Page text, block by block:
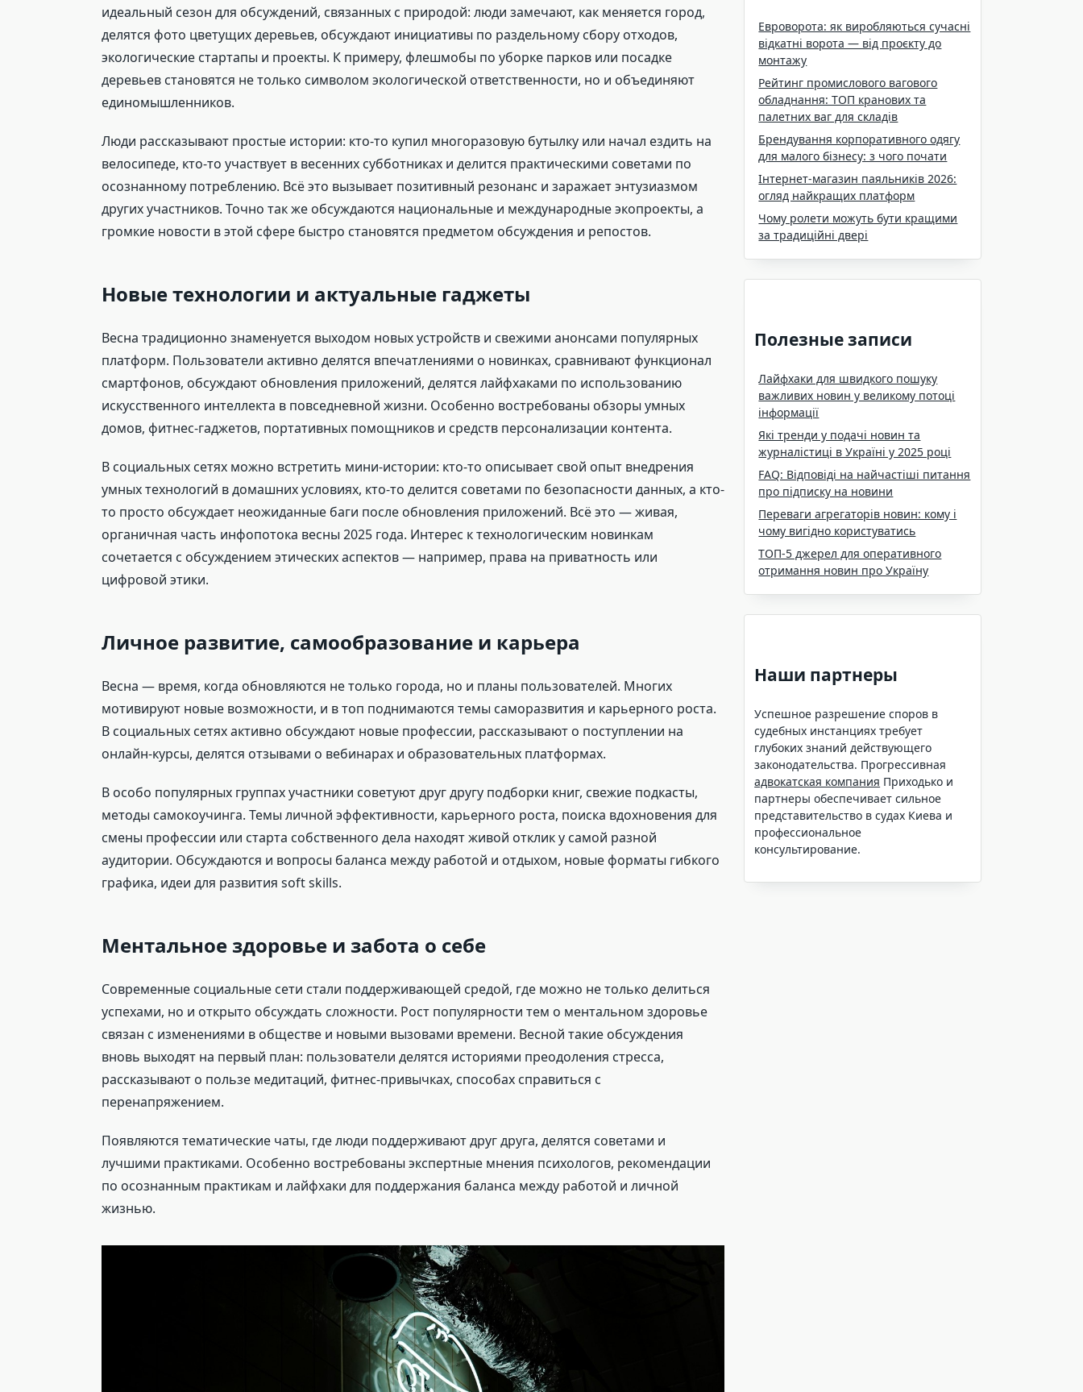
идеальный сезон для обсуждений, связанных с природой: люди замечают, как меняется город,
делятся фото цветущих деревьев, обсуждают инициативы по раздельному сбору отходов,
экологические стартапы и проекты. К примеру, флешмобы по уборке парков или посадке
деревьев становятся не только символом экологической ответственности, но и объединяют
единомышленников.
Люди рассказывают простые истории: кто-то купил многоразовую бутылку или начал ездить на
велосипеде, кто-то участвует в весенних субботниках и делится практическими советами по
осознанному потреблению. Всё это вызывает позитивный резонанс и заражает энтузиазмом
других участников. Точно так же обсуждаются национальные и международные экопроекты, а
громкие новости в этой сфере быстро становятся предметом обсуждения и репостов.
Новые технологии и актуальные гаджеты
Весна традиционно знаменуется выходом новых устройств и свежими анонсами популярных
платформ. Пользователи активно делятся впечатлениями о новинках, сравнивают функционал
смартфонов, обсуждают обновления приложений, делятся лайфхаками по использованию
искусственного интеллекта в повседневной жизни. Особенно востребованы обзоры умных
домов, фитнес-гаджетов, портативных помощников и средств персонализации контента.
В социальных сетях можно встретить мини-истории: кто-то описывает свой опыт внедрения
умных технологий в домашних условиях, кто-то делится советами по безопасности данных, а кто-
то просто обсуждает неожиданные баги после обновления приложений. Всё это — живая,
органичная часть инфопотока весны 2025 года. Интерес к технологическим новинкам
сочетается с обсуждением этических аспектов — например, права на приватность или
цифровой этики.
Личное развитие, самообразование и карьера
Весна — время, когда обновляются не только города, но и планы пользователей. Многих
мотивируют новые возможности, и в топ поднимаются темы саморазвития и карьерного роста.
В социальных сетях активно обсуждают новые профессии, рассказывают о поступлении на
онлайн-курсы, делятся отзывами о вебинарах и образовательных платформах.
В особо популярных группах участники советуют друг другу подборки книг, свежие подкасты,
методы самокоучинга. Темы личной эффективности, карьерного роста, поиска вдохновения для
смены профессии или старта собственного дела находят живой отклик у самой разной
аудитории. Обсуждаются и вопросы баланса между работой и отдыхом, новые форматы гибкого
графика, идеи для развития soft skills.
Ментальное здоровье и забота о себе
Современные социальные сети стали поддерживающей средой, где можно не только делиться
успехами, но и открыто обсуждать сложности. Рост популярности тем о ментальном здоровье
связан с изменениями в обществе и новыми вызовами времени. Весной такие обсуждения
вновь выходят на первый план: пользователи делятся историями преодоления стресса,
рассказывают о пользе медитаций, фитнес-привычках, способах справиться с
перенапряжением.
Появляются тематические чаты, где люди поддерживают друг друга, делятся советами и
лучшими практиками. Особенно востребованы экспертные мнения психологов, рекомендации
по осознанным практикам и лайфхаки для поддержания баланса между работой и личной
жизнью.
Евроворота: як виробляються сучасні
відкатні ворота — від проєкту до
монтажу
Рейтинг промислового вагового
обладнання: ТОП кранових та
палетних ваг для складів
Брендування корпоративного одягу
для малого бізнесу: з чого почати
Інтернет-магазин паяльників 2026:
огляд найкращих платформ
Чому ролети можуть бути кращими
за традиційні двері
Полезные записи
Лайфхаки для швидкого пошуку
важливих новин у великому потоці
інформації
Які тренди у подачі новин та
журналістиці в Україні у 2025 році
FAQ: Відповіді на найчастіші питання
про підписку на новини
Переваги агрегаторів новин: кому і
чому вигідно користуватись
ТОП-5 джерел для оперативного
отримання новин про Україну
Наши партнеры
Успешное разрешение споров в
судебных инстанциях требует
глубоких знаний действующего
законодательства. Прогрессивная
адвокатская компания Приходько и
партнеры обеспечивает сильное
представительство в судах Киева и
профессиональное
консультирование.